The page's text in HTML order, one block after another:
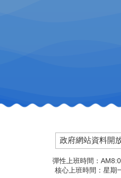
政府網站資料開
彈性上班時間：
核心上班時間：星期